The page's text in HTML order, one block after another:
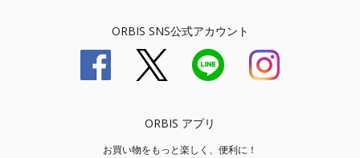
ORBIS SNS公式アカウント
ORBIS アプリ
お買い物をもっと楽しく、便利に！